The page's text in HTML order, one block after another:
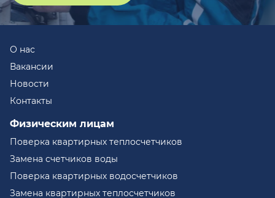
О нас
Вакансии
Новости
Контакты
Физическим лицам
Поверка квартирных теплосчетчиков
Замена счетчиков воды
Поверка квартирных водосчетчиков
Замена квартирных теплосчетчиков